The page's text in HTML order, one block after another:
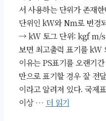
서 사용하는 단위가 존재
단위인 kW와 Nm로 변경
→ kW 토그 단위: kgf m/
보면 최고출력 표기를 kW
이유는 PS표기를 오랜기
만으로 표기할 경우 잘 전
이라고 알려져 있다. 국제
이상 … 더 읽기